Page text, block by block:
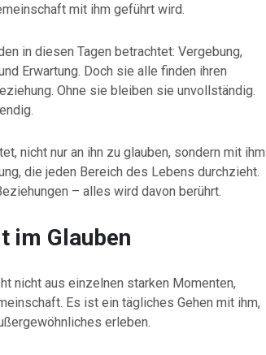
mit ihm geführt wird.
in diesen Tagen betrachtet: Vergebung,
Erwartung. Doch sie alle finden ihren
Ohne sie bleiben sie unvollständig.
nicht nur an ihn zu glauben, sondern mit ihm
die jeden Bereich des Lebens durchzieht.
– alles wird davon berührt.
im Glauben
nicht aus einzelnen starken Momenten,
Es ist ein tägliches Gehen mit ihm,
erleben.